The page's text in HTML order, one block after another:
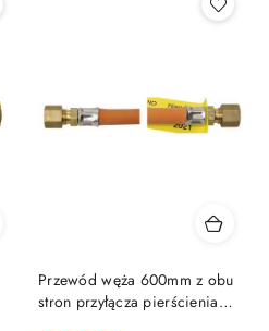
Przewód węża 600mm z obu
stron przyłącza pierścienia